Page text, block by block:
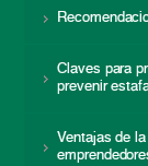
Claves para
prevenir
Ventajas de